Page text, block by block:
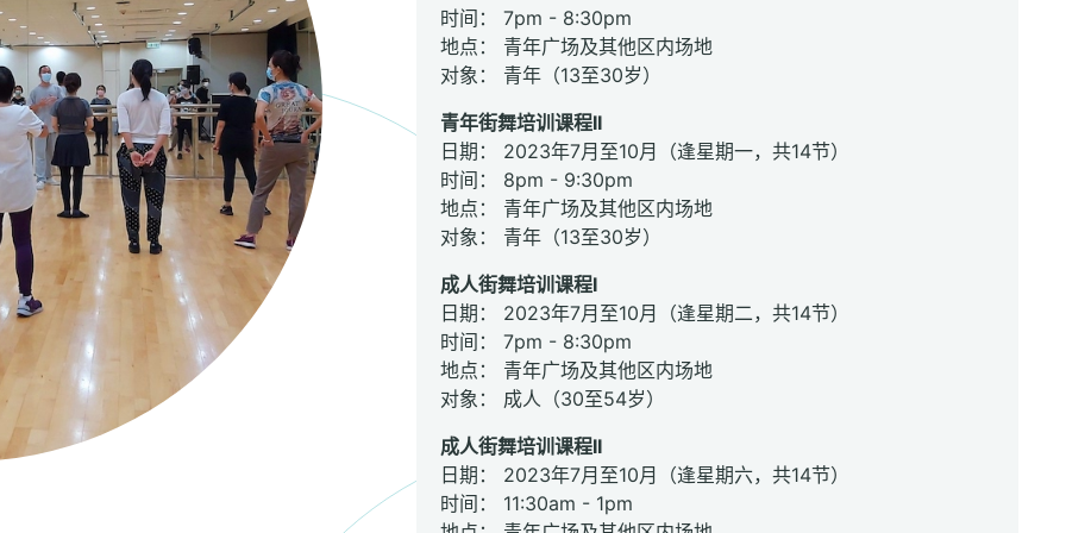
时间： 7pm - 8:30pm
地点： 青年广场及其他区内场地
对象： 青年（13至30岁）
青年街舞培训课程II
日期： 2023年7月至10月（逢星期一，共14节）
时间： 8pm - 9:30pm
地点： 青年广场及其他区内场地
对象： 青年（13至30岁）
成人街舞培训课程I
日期： 2023年7月至10月（逢星期二，共14节）
时间： 7pm - 8:30pm
地点： 青年广场及其他区内场地
对象： 成人（30至54岁）
成人街舞培训课程II
日期： 2023年7月至10月（逢星期六，共14节）
时间： 11:30am - 1pm